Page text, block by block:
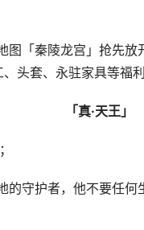
图「秦陵龙宫」抢先
头套、永驻家具等福利
「真·天王」
守护者，他不要任何